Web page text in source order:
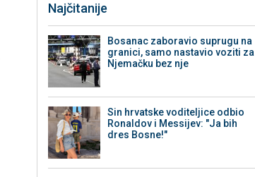
Najčitanije
Bosanac zaboravio suprugu na
granici, samo nastavio voziti za
Njemačku bez nje
Sin hrvatske voditeljice odbio
Ronaldov i Messijev: "Ja bih
dres Bosne!"